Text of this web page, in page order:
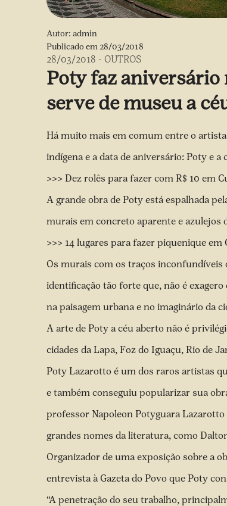
Autor: admin
Publicado em28/03/2018
28/03/2018 - OUTROS
Poty faz aniversário
serve de museu a
Há muito mais em comum entre o
indígena e a data de aniversário: Poty e
>>> Dez rolês para fazer com R$ 10 em
A grande obra de Poty está espalhada
murais em concreto aparente e azulejos
>>> 14 lugares para fazer piquenique em
Os murais com os traços inconfundíveis
identificação tão forte que, não é
na paisagem urbana e no imaginário da
A arte de Poty a céu aberto não é
cidades da Lapa, Foz do Iguaçu, Rio de
Poty Lazarotto é um dos raros artistas
e também conseguiu popularizar sua
professor Napoleon Potyguara
grandes nomes da literatura, como
Organizador de uma exposição sobre a
entrevista à Gazeta do Povo que Poty
“A penetração do seu trabalho,